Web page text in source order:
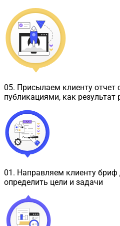
05. Присылаем клиенту
публикациями, как результат
01 . Направляем клиенту бриф
определить цели и задачи